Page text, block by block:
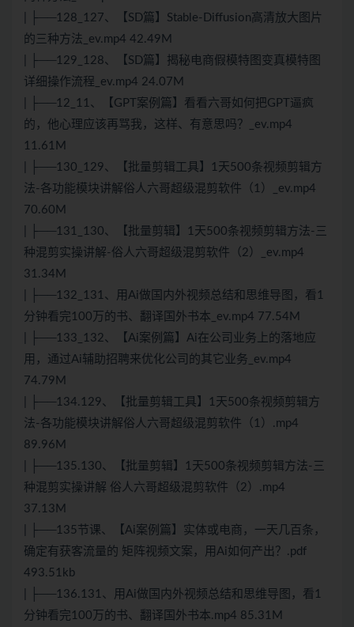
| ├──128_127、【SD篇】Stable-Diffusion高清放大图片
的三种方法_ev.mp4 42.49M
| ├──129_128、【SD篇】揭秘电商假模特图变真模特图
详细操作流程_ev.mp4 24.07M
| ├──12_11、【GPT案例篇】看看六哥如何把GPT逼疯
的，他心理应该再骂我，这样、有意思吗？_ev.mp4
11.61M
| ├──130_129、【批量剪辑工具】1天500条视频剪辑方
法-各功能模块讲解俗人六哥超级混剪软件（1）_ev.mp4
70.60M
| ├──131_130、【批量剪辑】1天500条视频剪辑方法-三
种混剪实操讲解-俗人六哥超级混剪软件（2）_ev.mp4
31.34M
| ├──132_131、用Ai做国内外视频总结和思维导图，看1
分钟看完100万的书、翻译国外书本_ev.mp4 77.54M
| ├──133_132、【Ai案例篇】Ai在公司业务上的落地应
用，通过Ai辅助招聘来优化公司的其它业务_ev.mp4
74.79M
| ├──134.129、【批量剪辑工具】1天500条视频剪辑方
法-各功能模块讲解俗人六哥超级混剪软件（1）.mp4
89.96M
| ├──135.130、【批量剪辑】1天500条视频剪辑方法-三
种混剪实操讲解 俗人六哥超级混剪软件（2）.mp4
37.13M
| ├──135节课、【Ai案例篇】实体或电商，一天几百条，
确定有获客流量的 矩阵视频文案，用Ai如何产出？.pdf
493.51kb
| ├──136.131、用Ai做国内外视频总结和思维导图，看1
分钟看完100万的书、翻译国外书本.mp4 85.31M